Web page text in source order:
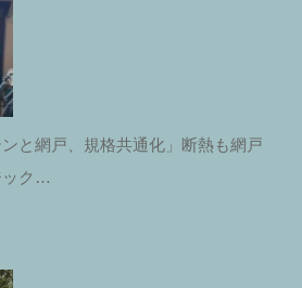
と網戸、規格共通化」断熱も網戸
ック…